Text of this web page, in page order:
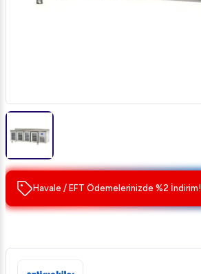
Havale / EFT Ödemelerinizde %2 İndirim!